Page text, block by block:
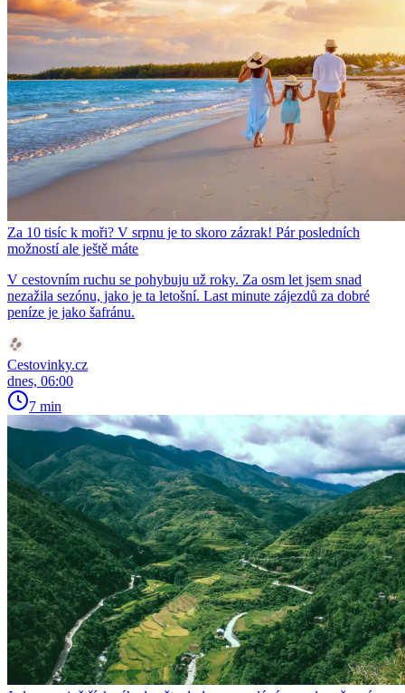
Za 10 tisíc k moři? V srpnu je to skoro zázrak! Pár posledních
možností ale ještě máte
V cestovním ruchu se pohybuju už roky. Za osm let jsem snad
nezažila sezónu, jako je ta letošní. Last minute zájezdů za dobré
peníze je jako šafránu.
Cestovinky.cz
dnes, 06:00
7 min